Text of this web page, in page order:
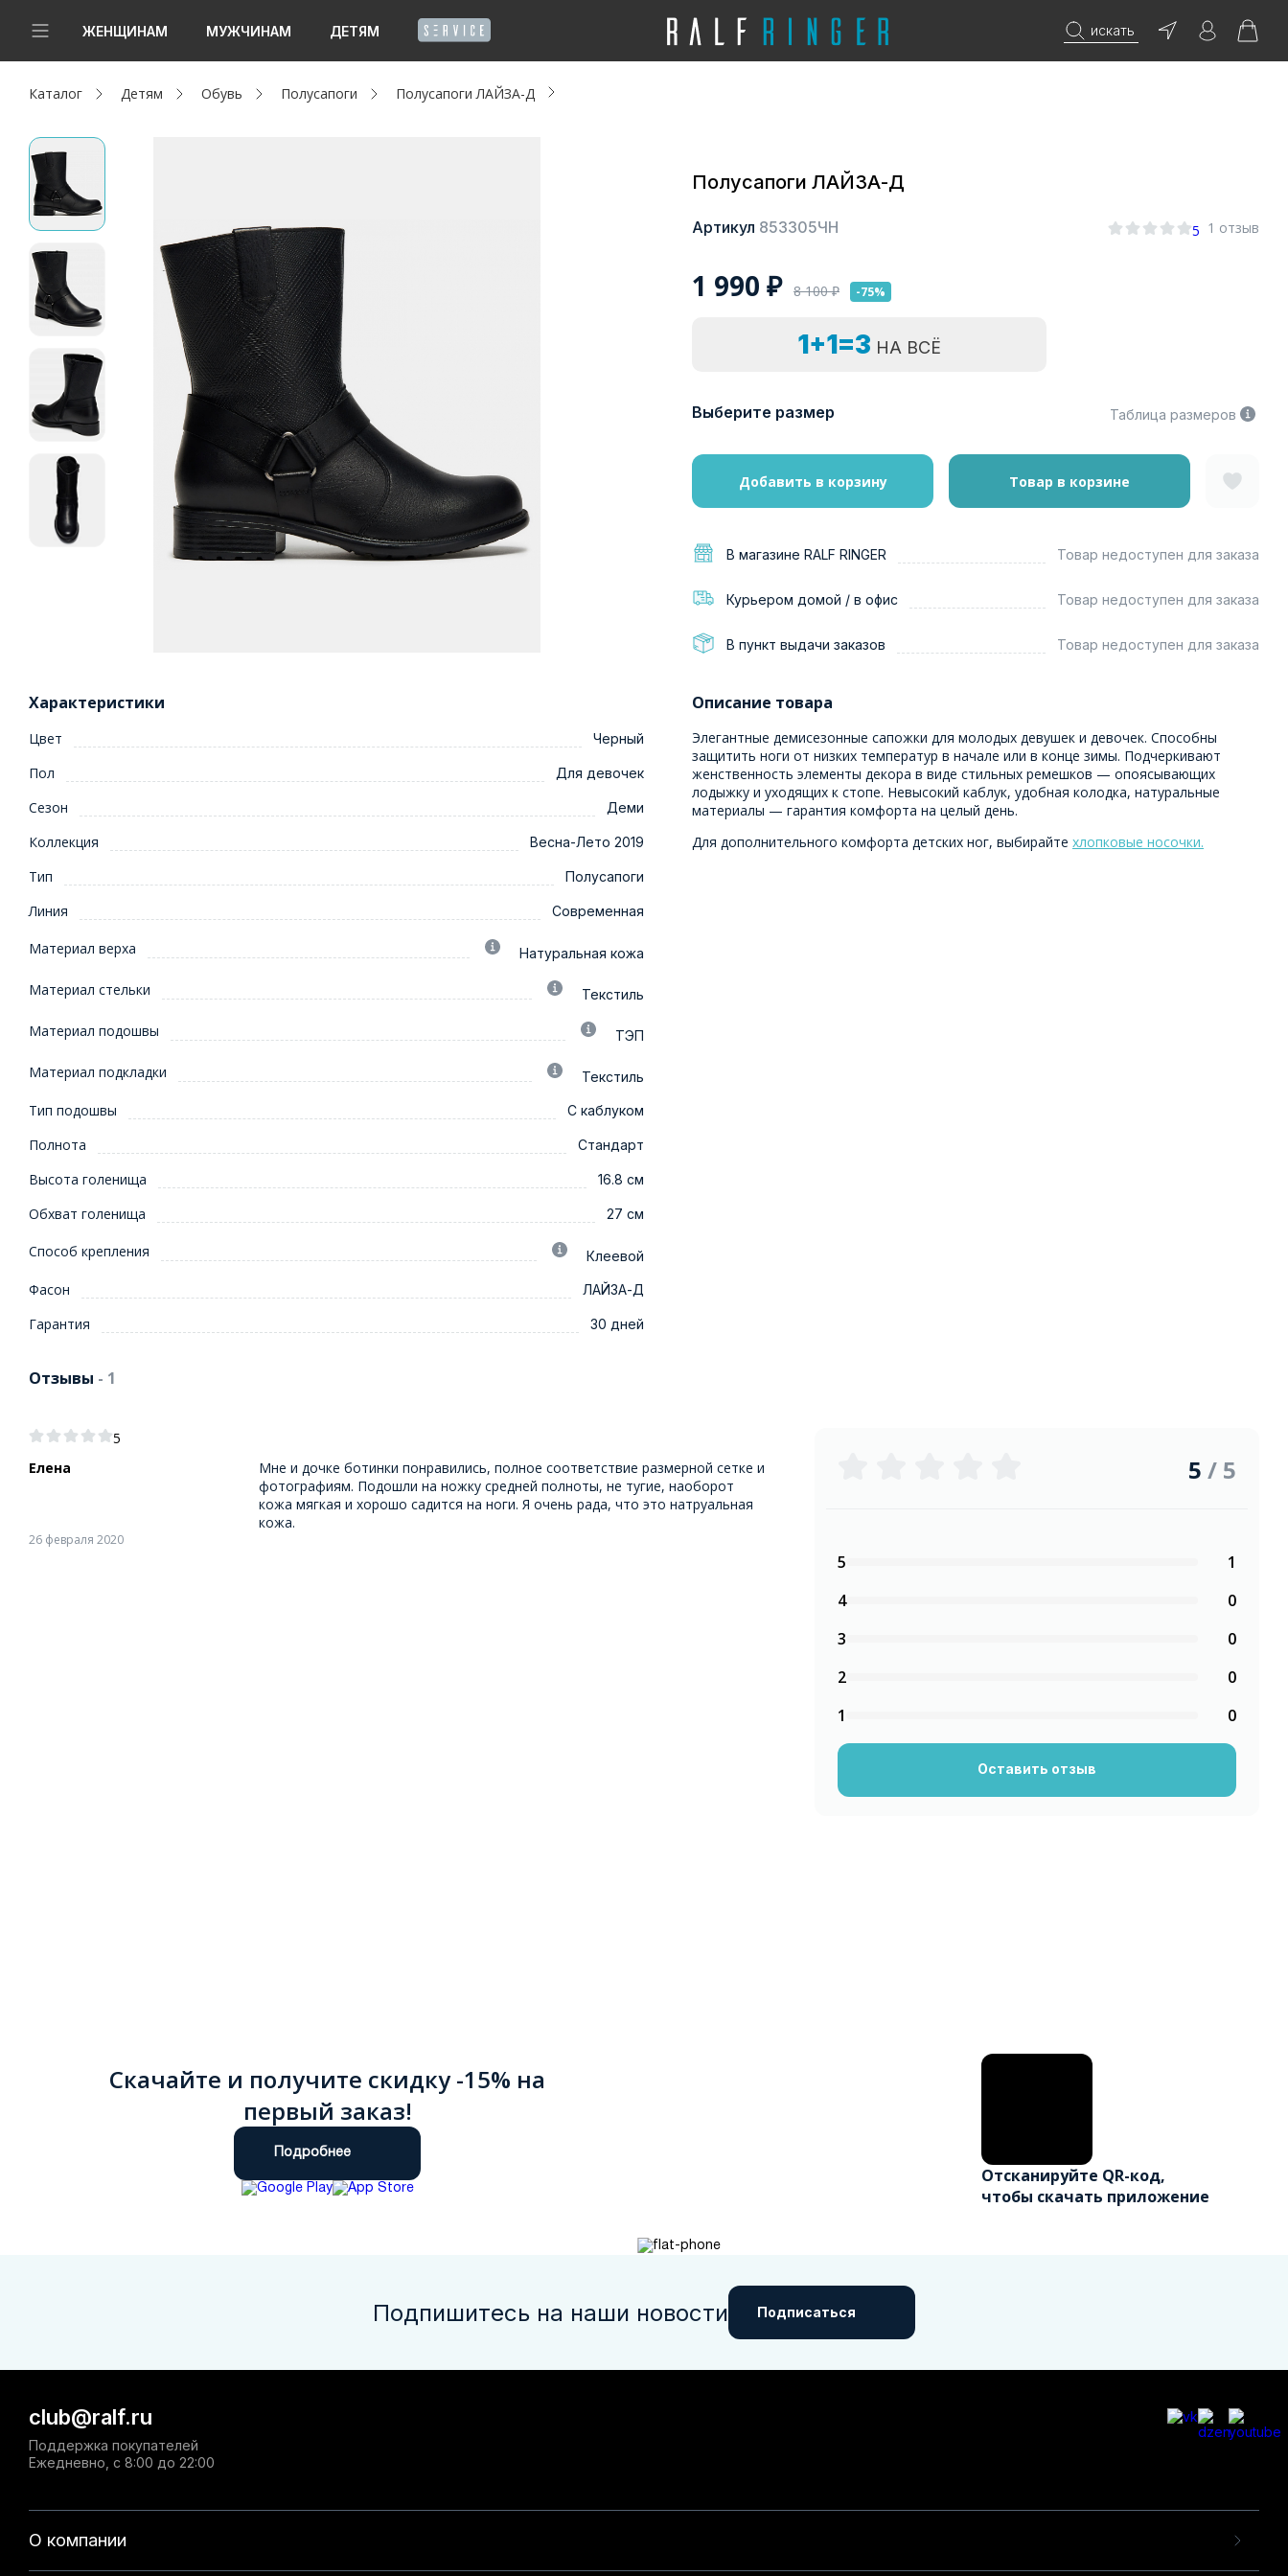
ЖЕНЩИНАМ МУЖЧИНАМ ДЕТЯМ искать
Новинки
Женщинам
Мужчинам
Капсула
Аутлет
Акции / Новости
Адреса магазинов
Каталог Детям Обувь Полусапоги Полусапоги ЛАЙЗА-Д
Полусапоги ЛАЙЗА-Д
Артикул 853305ЧН 5 1 отзыв
1 990 ₽ 8 100₽ -75%
1+1=3 НА ВСЁ
Выберите размер Таблица размеров
Добавить в корзину Товар в корзине
В магазине RALF RINGER Товар недоступен для заказа
Курьером домой / в офис Товар недоступен для заказа
В пункт выдачи заказов Товар недоступен для заказа
Характеристики
Цвет Черный
Пол Для девочек
Сезон Деми
Коллекция Весна-Лето 2019
Тип Полусапоги
Линия Современная
Материал верха Натуральная кожа
Материал стельки Текстиль
Материал подошвы ТЭП
Материал подкладки Текстиль
Тип подошвы С каблуком
Полнота Стандарт
Высота голенища 16.8 см
Обхват голенища 27 см
Способ крепления Клеевой
Фасон ЛАЙЗА-Д
Гарантия 30 дней
Описание товара
Элегантные демисезонные сапожки для молодых девушек и девочек. Способны
защитить ноги от низких температур в начале или в конце зимы. Подчеркивают
женственность элементы декора в виде стильных ремешков — опоясывающих
лодыжку и уходящих к стопе. Невысокий каблук, удобная колодка, натуральные
материалы — гарантия комфорта на целый день.
Для дополнительного комфорта детских ног, выбирайте хлопковые носочки.
Отзывы - 1
5
Елена
26 февраля 2020
Мне и дочке ботинки понравились, полное соответствие размерной сетке и
фотографиям. Подошли на ножку средней полноты, не тугие, наоборот
кожа мягкая и хорошо садится на ноги. Я очень рада, что это натруальная
кожа.
5 / 5
5
1
4
0
3
0
2
0
1
0
Оставить отзыв
Скачайте и получите скидку -15% на
первый заказ!
Подробнее
Отсканируйте QR-код,
чтобы скачать приложение
Подпишитесь на наши новости Подписаться
О компании
club@ralf.ru
Поддержка покупателей
Ежедневно, с 8:00 до 22:00